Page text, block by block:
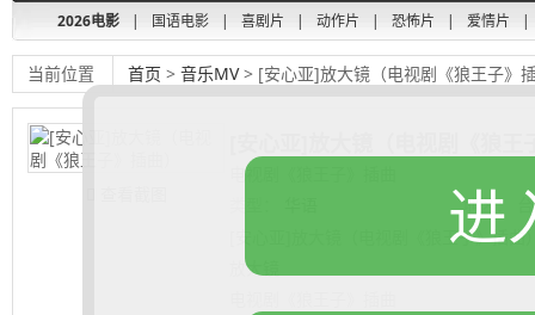
2026电影 | 国语电影 | 喜剧片 | 动作片 | 恐怖片 | 爱情片 |
当前位置 首页 > 音乐MV> [安心亚]放大镜（电视剧《狼王子》
电视剧《狼王子》插曲
地区：
[安心亚]放大镜（电视剧《狼王子》插曲
放大镜
进